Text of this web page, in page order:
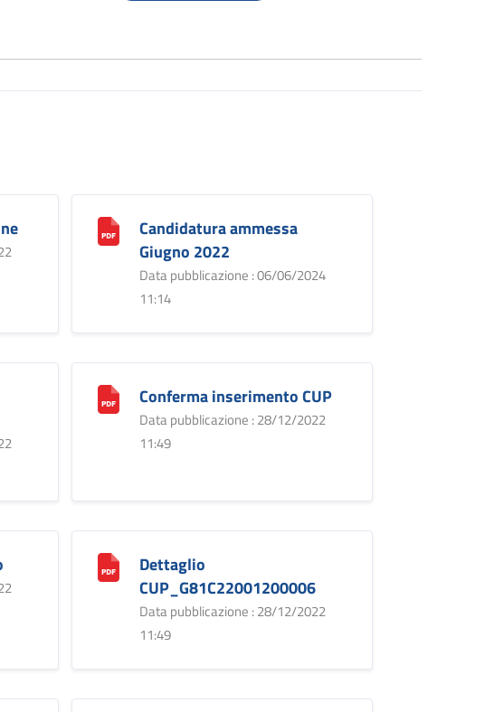
Candidatura ammessa
Giugno 2022
Data pubblicazione : 06/06/2024
11:14
Conferma inserimento CUP
Data pubblicazione : 28/12/2022
11:49
Dettaglio
CUP_G81C22001200006
Data pubblicazione : 28/12/2022
11:49